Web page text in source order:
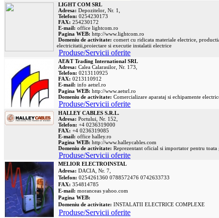
LIGHT COM SRL
Adresa: Depozitelor, Nr. 1,
Telefon: 0254230173
FAX: 254230172
E-mail: office lightcom.ro
Pagina WEB: http://www.lightcom.ro
Domeniu de activitate: comert cu ridicata materiale electrice,
electricitatii,proiectare si executie instalatii electrice
Produse/Servicii oferite
AE&T Trading International SRL
Adresa: Calea Calarasilor, Nr. 173,
Telefon: 0213110925
FAX: 0213110912
E-mail: info aetsrl.ro
Pagina WEB: http://www.aetsrl.ro
Domeniu de activitate: Comercializare aparataj si echipamente
Produse/Servicii oferite
HALLEY CABLES S.R.L.
Adresa: Portului, Nr. 152,
Telefon: +4 0236319000
FAX: +4 0236319085
E-mail: office halley.ro
Pagina WEB: http://www.halleycables.com
Domeniu de activitate: Reprezentant oficial si importator pentru toata
Produse/Servicii oferite
MELIOR ELECTROINSTAL
Adresa: DACIA, Nr. 7,
Telefon: 0254261360 0788572476 0742633733
FAX: 354814785
E-mail: moranceas yahoo.com
Pagina WEB:
Domeniu de activitate: INSTALATII ELECTRICE COMPLEXE
Produse/Servicii oferite